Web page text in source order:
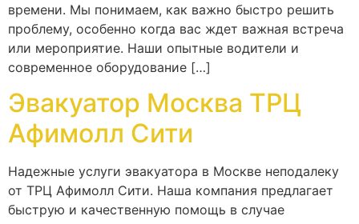
времени. Мы понимаем, как важно быстро решить
проблему, особенно когда вас ждет важная встреча
или мероприятие. Наши опытные водители и
современное оборудование […]
Эвакуатор Москва ТРЦ
Афимолл Сити
Надежные услуги эвакуатора в Москве неподалеку
от ТРЦ Афимолл Сити. Наша компания предлагает
быструю и качественную помощь в случае